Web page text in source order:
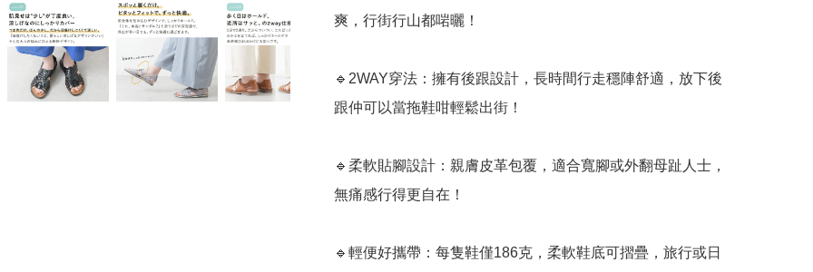
爽，行街行山都啱曬！
🔹2WAY穿法：擁有後跟設計，長時間行走穩陣舒適，放下後
跟仲可以當拖鞋咁輕鬆出街！
🔹柔軟貼腳設計：親膚皮革包覆，適合寬腳或外翻母趾人士，
無痛感行得更自在！
🔹輕便好攜帶：每隻鞋僅186克，柔軟鞋底可摺疊，旅行或日